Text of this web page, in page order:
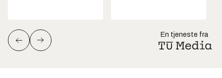
En tjeneste fra